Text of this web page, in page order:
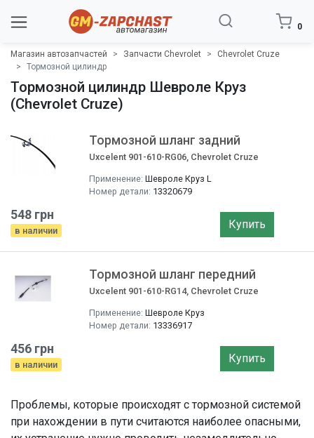
0
Магазин автозапчастей Запчасти Chevrolet
Chevrolet Cruze
Тормозной цилиндр
Тормозной цилиндр Шевроле Круз
(Chevrolet Cruze)
Тормозной шланг задний
Uxcelent 901-610-RG06, Chevrolet Cruze
Применение: Шевроле Круз L
Номер детали: 13320679
548 грн
в наличии Купить
Тормозной шланг передний
Uxcelent 901-610-RG14, Chevrolet Cruze
Применение: Шевроле Круз
Номер детали: 13336917
456 грн
в наличии Купить
Проблемы, которые происходят с тормозной системой
при нахождении в пути считаются наиболее опасными,